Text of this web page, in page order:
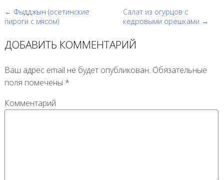
← Фыдджын (осетинские
пироги с мясом)
Салат из огурцов с
кедровыми орешками →
ДОБАВИТЬ КОММЕНТАРИЙ
Ваш адрес email не будет опубликован. Обязательные
поля помечены *
Комментарий